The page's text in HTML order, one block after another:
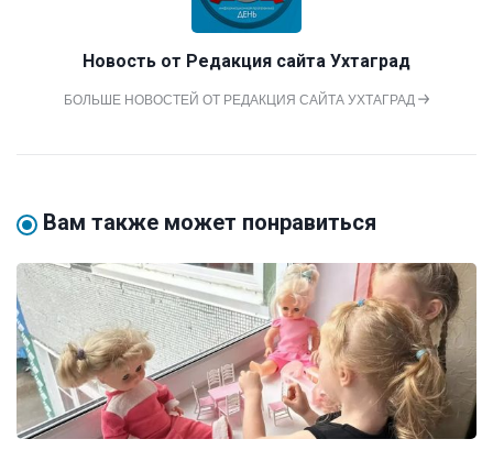
Новость от Редакция сайта Ухтаград
БОЛЬШЕ НОВОСТЕЙ ОТ РЕДАКЦИЯ САЙТА УХТАГРАД
Вам также может понравиться